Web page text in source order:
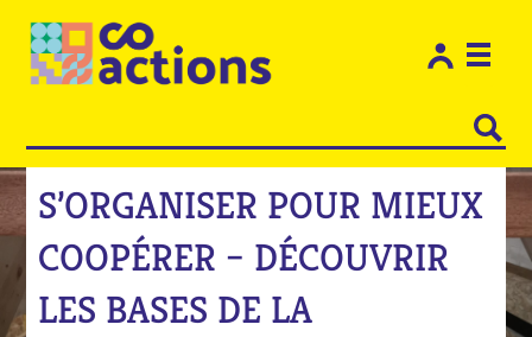
S’ORGANISER POUR MIEUX
COOPÉRER – DÉCOUVRIR
LES BASES DE LA